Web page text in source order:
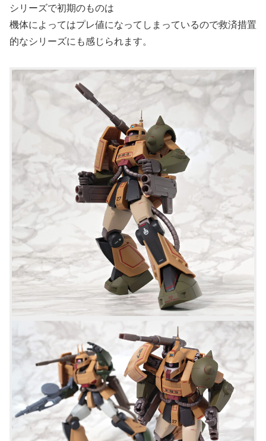
シリーズで初期のものは
機体によってはプレ値になってしまっているので救済措置
的なシリーズにも感じられます。